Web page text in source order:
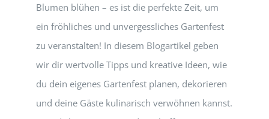
Blumen blühen – es ist die perfekte Zeit, um
ein fröhliches und unvergessliches Gartenfest
zu veranstalten! In diesem Blogartikel geben
wir dir wertvolle Tipps und kreative Ideen, wie
du dein eigenes Gartenfest planen, dekorieren
und deine Gäste kulinarisch verwöhnen kannst.